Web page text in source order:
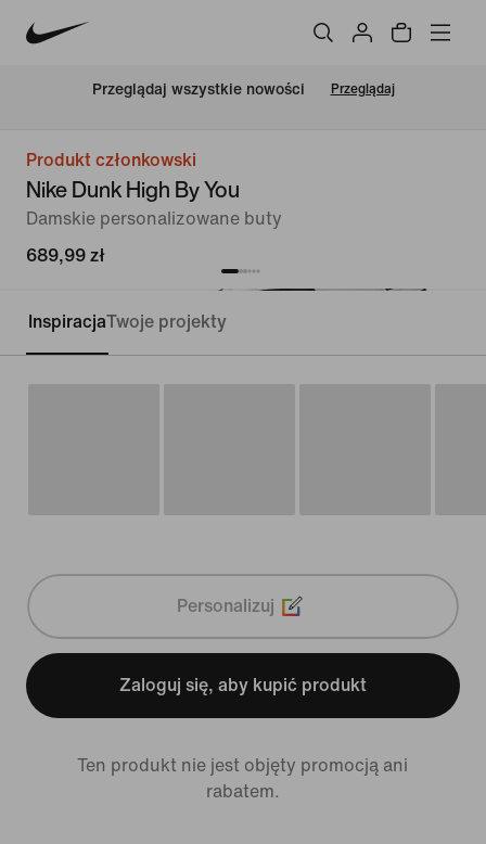
Przeglądaj wszystkie nowości Przeglądaj
Produkt członkowski
Nike Dunk High By You
Damskie personalizowane buty
689,99 zł
Personalizuj
InspiracjaTwoje projekty
Personalizuj
Zaloguj się, aby kupić produkt
Ten produkt nie jest objęty promocją ani
rabatem.